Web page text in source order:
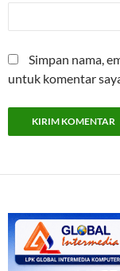
Simpan nama,
untuk komentar